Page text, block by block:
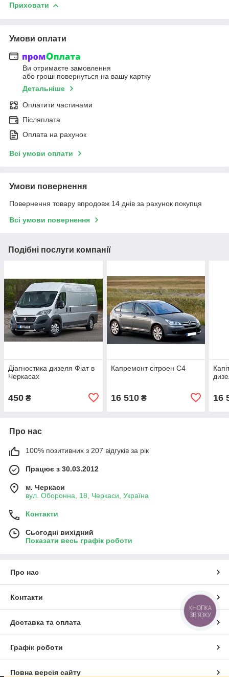
Приховати
Умови оплати
Ви отримаєте замовлення
або гроші повернуться на вашу картку
Детальніше
Оплатити частинами
Післяплата
Оплата на рахунок
Всі умови оплати
Умови повернення
Повернення товару впродовж 14 днів за рахунок покупця
Всі умови повернення
Подібні послуги компанії
Діагностика дизеля Фіат в
Черкасах
450 ₴
Капремонт сітроен С4
16 510₴ 16
Про нас
100% позитивних з 207 відгуків за рік
Працює з 30.03.2012
м. Черкаси
вул. Оборонна, 18, Черкаси, Україна
Контакти
Сьогодні вихідний
Показати весь графік роботи
Про нас
Контакти
Доставка та оплата
Графік роботи
Повна версія сайту
КНОПКА
ЗВ'ЯЗКУ